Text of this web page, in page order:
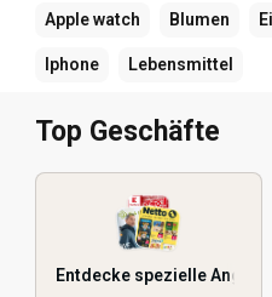
Apple watch Blumen
Iphone Lebensmittel
Top Geschäfte
Entdecke spezielle